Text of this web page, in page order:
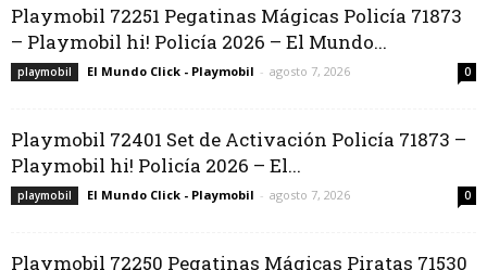
Playmobil 72251 Pegatinas Mágicas Policía 71873
– Playmobil hi! Policía 2026 – El Mundo...
playmobil El Mundo Click - Playmobil - agosto 7, 2026 0
Playmobil 72401 Set de Activación Policía 71873 –
Playmobil hi! Policía 2026 – El...
playmobil El Mundo Click - Playmobil - agosto 7, 2026 0
Playmobil 72250 Pegatinas Mágicas Piratas 71530